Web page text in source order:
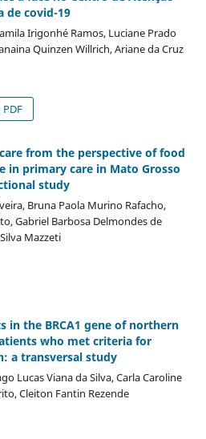
de covid-19
Irigonhé Ramos, Luciane Prado
Quinzen Willrich, Ariane da Cruz
PDF
from the perspective of food
in primary care in Mato Grosso
study
Bruna Paola Murino Rafacho,
Gabriel Barbosa Delmondes de
Mazzeti
in the BRCA1 gene of northern
who met criteria for
a transversal study
Lucas Viana da Silva, Carla Caroline
Cleiton Fantin Rezende